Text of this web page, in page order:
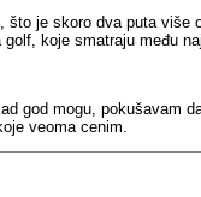
je skoro dva puta više
koje smatraju među
god mogu, pokušavam
veoma cenim.